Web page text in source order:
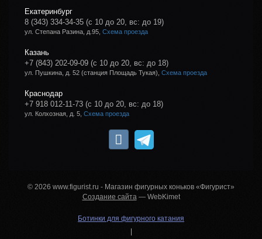
Екатеринбург
8 (343) 334-34-35 (с 10 до 20, вс: до 19)
ул. Степана Разина, д.95, Схема проезда
Казань
+7 (843) 202-09-09 (с 10 до 20, вс: до 18)
ул. Пушкина, д. 52 (станция Площадь Тукая), Схема проезда
Краснодар
+7 918 012-11-73 (с 10 до 20, вс: до 18)
ул. Колхозная, д. 5, Схема проезда
© 2026 www.figurist.ru - Магазин фигурных коньков «Фигурист»
Создание сайта — WebKimet
Ботинки для фигурного катания
|